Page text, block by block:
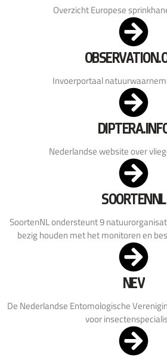
Overzicht Europese
Invoerportaal
Nederlandse website over
SOORTENNL
SoortenNL ondersteunt 9
bezig houden met het monitoren en
NEV
De Nederlandse Entomologische
voor